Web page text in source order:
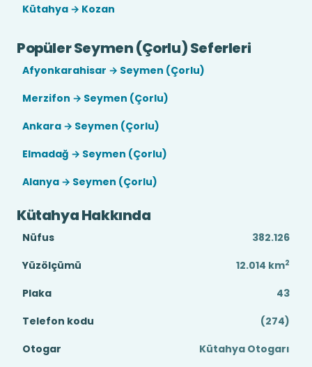
Kütahya → Kozan
Popüler Seymen (Çorlu) Seferleri
Afyonkarahisar → Seymen (Çorlu)
Merzifon → Seymen (Çorlu)
Ankara → Seymen (Çorlu)
Elmadağ → Seymen (Çorlu)
Alanya → Seymen (Çorlu)
Kütahya Hakkında
Nüfus
382.126
Yüzölçümü
12.014 km2
Plaka
43
Telefon kodu
(274)
Otogar
Kütahya Otogarı